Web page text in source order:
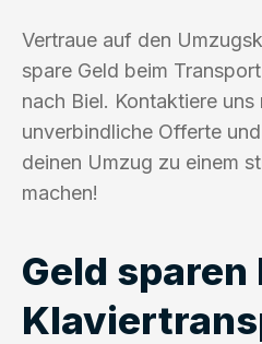
Vertraue auf den
spare Geld beim
nach Biel. Kontaktiere
unverbindliche Offerte
deinen Umzug zu einem
machen!
Geld sparen